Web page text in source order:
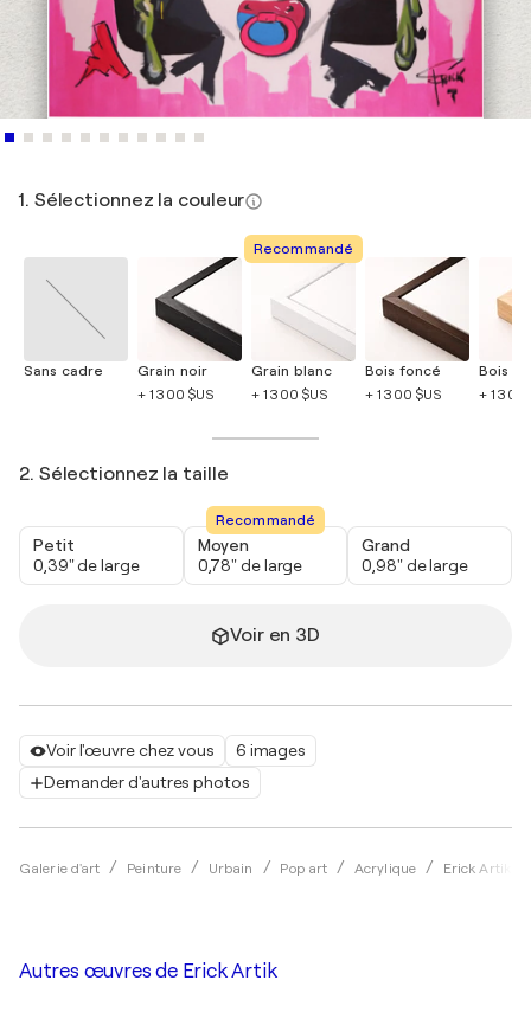
Voir l'œuvre chez vous
6 images
Demander d'autres photos
Galerie d'art Peinture Urbain Pop art Acrylique Erick Artik
1. Sélectionnez la couleur
Sans cadre
Grain noir
+ 1 300 $US
Recommandé
Grain blanc
+ 1 300 $US
Bois foncé
+ 1 300 $US
Bois
+ 1 300
2. Sélectionnez la taille
Petit
0,39" de large
Recommandé
Moyen
0,78" de large
Grand
0,98" de large
Voir en 3D
Autres œuvres de Erick Artik